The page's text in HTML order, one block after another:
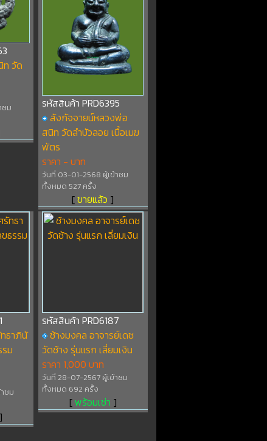
ท วัด
ชม
รหัสสินค้า PRD6395
สังกัจจายน์หลวงพ่อ
สนิท วัดลำบัวลอย เนื้อเมฆ
พัตร
ราคา - บาท
วันที่ 03-01-2568 ผู้เข้าชม
ทั้งหมด 527 ครั้ง
[ขายแล้ว ]
ธาภินั
ม
ชม
]
รหัสสินค้า PRD6187
ช้างมงคล อาจารย์เดช
วัดช้าง รุ่นแรก เลี่ยมเงิน
ราคา 1,000 บาท
วันที่ 28-07-2567 ผู้เข้าชม
ทั้งหมด 692 ครั้ง
[พร้อมเช่า ]